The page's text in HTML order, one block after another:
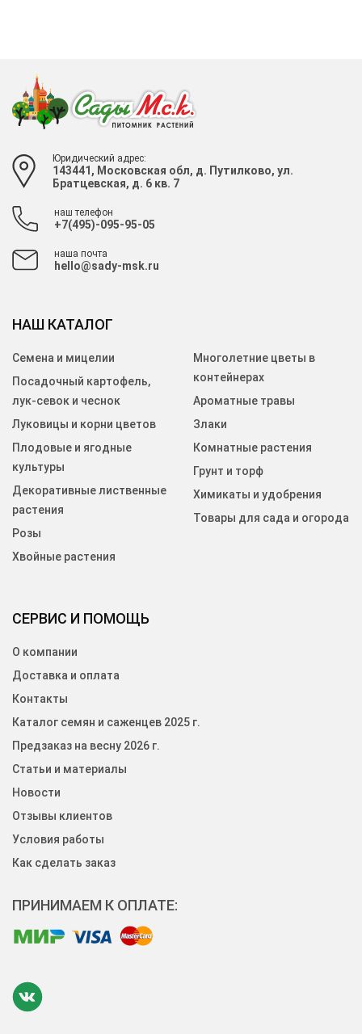
Юридический адрес:
143441, Московская обл, д. Путилково, ул.
Братцевская, д. 6 кв. 7
наш телефон
+7(495)-095-95-05
наша почта
hello@sady-msk.ru
СЕРВИС И ПОМОЩЬ
О компании
Доставка и оплата
Контакты
Каталог семян и саженцев 2025 г.
Предзаказ на весну 2026 г.
Статьи и материалы
Новости
Отзывы клиентов
Условия работы
Как сделать заказ
НАШ КАТАЛОГ
Семена и мицелии
Посадочный картофель,
лук-севок и чеснок
Луковицы и корни цветов
Плодовые и ягодные
культуры
Декоративные лиственные
растения
Розы
Хвойные растения
Многолетние цветы в
контейнерах
Ароматные травы
Злаки
Комнатные растения
Грунт и торф
Химикаты и удобрения
Товары для сада и огорода
ПРИНИМАЕМ К ОПЛАТЕ: